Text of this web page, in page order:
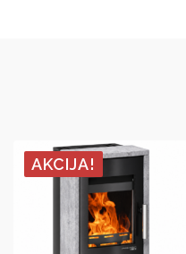
AKCIJA!